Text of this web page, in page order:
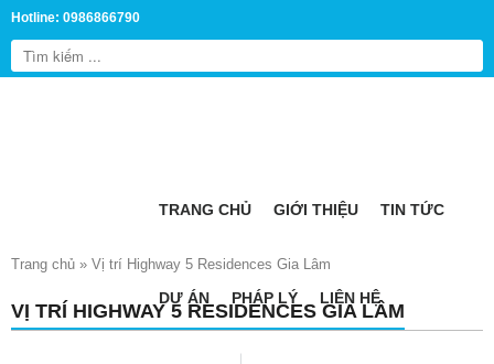
Hotline: 0986866790
TRANG CHỦ GIỚI THIỆU TIN TỨC
DỰ ÁN PHÁP LÝ LIÊN HỆ
Trang chủ » Vị trí Highway 5 Residences Gia Lâm
VỊ TRÍ HIGHWAY 5 RESIDENCES GIA LÂM